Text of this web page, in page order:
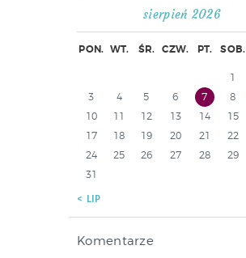
sierpień 2026
PON. WT. ŚR. CZW. PT. SOB.
1
3
4 5 6 7 8
10
11 12 13 14 15
17
18 19 20 21 22
24
25 26 27 28 29
31
« LIP
Komentarze